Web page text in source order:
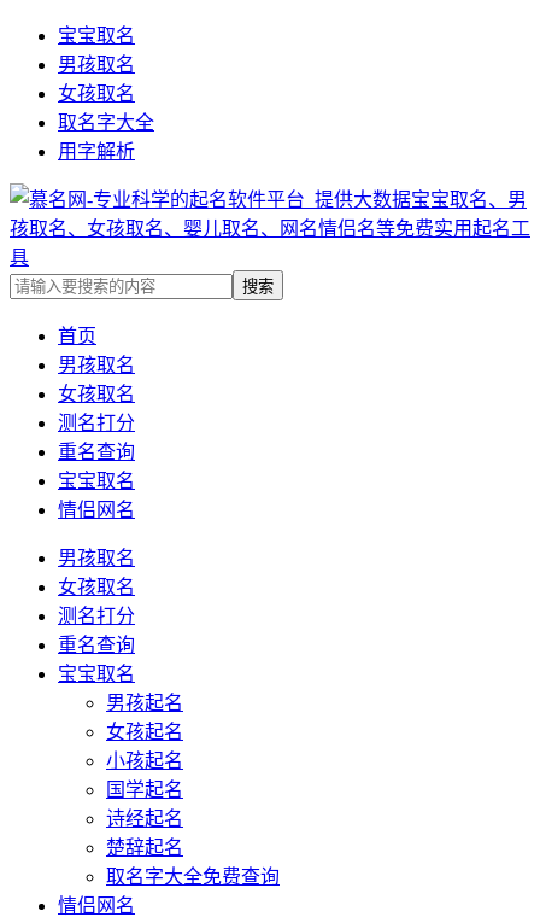
宝宝取名
男孩取名
女孩取名
取名字大全
用字解析
首页
男孩取名
女孩取名
测名打分
重名查询
宝宝取名
情侣网名
男孩取名
女孩取名
测名打分
重名查询
宝宝取名
男孩起名
女孩起名
小孩起名
国学起名
诗经起名
楚辞起名
取名字大全免费查询
情侣网名